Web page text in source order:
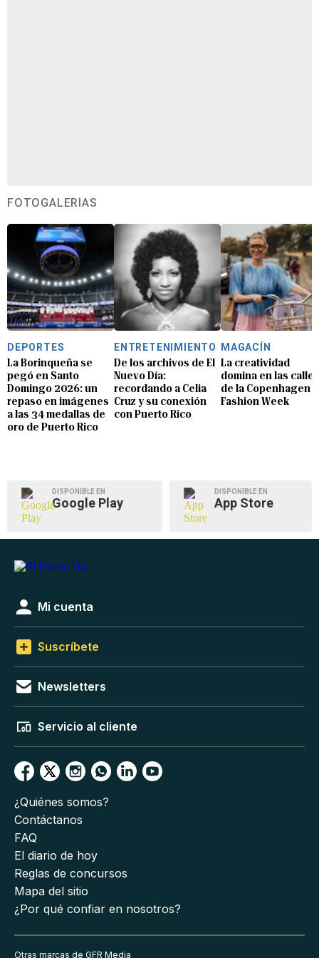
FOTOGALERÍAS
DEPORTES
La Borinqueña se
pegó en Santo
Domingo 2026: un
repaso en imágenes
a las 34 medallas de
oro de Puerto Rico
ENTRETENIMIENTO
De los archivos de El
Nuevo Día:
recordando a Celia
Cruz y su conexión
con Puerto Rico
MAGACÍN
La creatividad
domina en las calles
de la Copenhagen
Fashion Week
DISPONIBLE EN
Google Play
DISPONIBLE EN
App Store
Mi cuenta
Suscríbete
Newsletters
Servicio al cliente
¿Quiénes somos?
Contáctanos
FAQ
El diario de hoy
Reglas de concursos
Mapa del sitio
¿Por qué confiar en nosotros?
Otras marcas de GFR Media